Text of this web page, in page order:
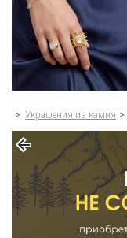
> Украшения из камня >